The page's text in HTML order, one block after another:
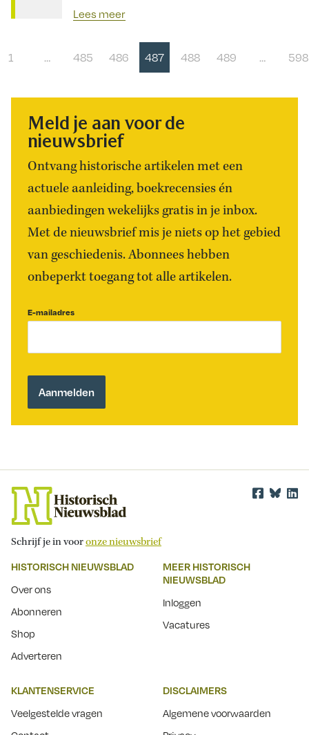
Lees meer
1 … 485 486 487 488 489 … 598
Meld je aan voor de
nieuwsbrief
Ontvang historische artikelen met een
actuele aanleiding, boekrecensies én
aanbiedingen wekelijks gratis in je inbox.
Met de nieuwsbrief mis je niets op het gebied
van geschiedenis. Abonnees hebben
onbeperkt toegang tot alle artikelen.
E-mailadres
Schrijf je in vooronze nieuwsbrief
HISTORISCH NIEUWSBLAD
Over ons
Abonneren
Shop
Adverteren
MEER HISTORISCH
NIEUWSBLAD
Inloggen
Vacatures
KLANTENSERVICE
Veelgestelde vragen
DISCLAIMERS
Algemene voorwaarden